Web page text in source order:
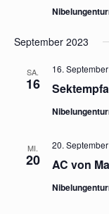
September 2023
SA.
16
16.
MI.
20 AC von
20.